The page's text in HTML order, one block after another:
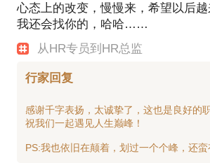
心态上的改变，慢慢来，希望以后越
我还会找你的，哈哈……
从HR专员到HR总监
行家回复
感谢千字表扬，太诚挚了，这也是良好的
祝我们一起遇见人生巅峰！